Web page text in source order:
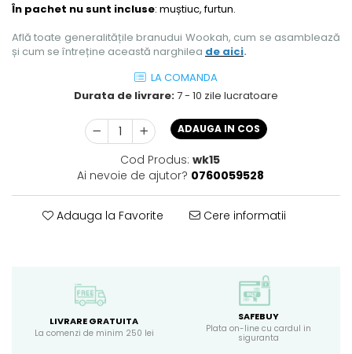
În pachet nu sunt incluse: muștiuc, furtun.
Află toate generalitățile branudui Wookah, cum se asamblează
și cum se întreține această narghilea de aici.
LA COMANDA
Durata de livrare:7 - 10 zile lucratoare
ADAUGA IN COS
Cod Produs: wk15
Ai nevoie de ajutor? 0760059528
Adauga la Favorite Cere informatii
LIVRARE GRATUITA
La comenzi de minim 250 lei
SAFEBUY
Plata on-line cu cardul in
siguranta